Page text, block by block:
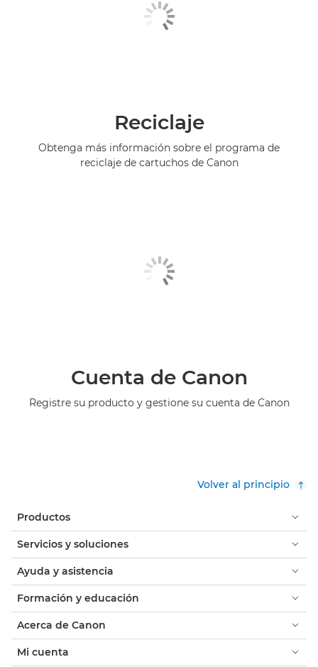
Reciclaje
Obtenga más información sobre el programa de
reciclaje de cartuchos de Canon
Cuenta de Canon
Registre su producto y gestione su cuenta de Canon
Volver al principio
Productos
Servicios y soluciones
Ayuda y asistencia
Formación y educación
Acerca de Canon
Mi cuenta